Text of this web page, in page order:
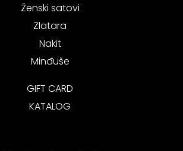
Ženski satovi
Zlatara
Nakit
Minđuše
GIFT CARD
KATALOG